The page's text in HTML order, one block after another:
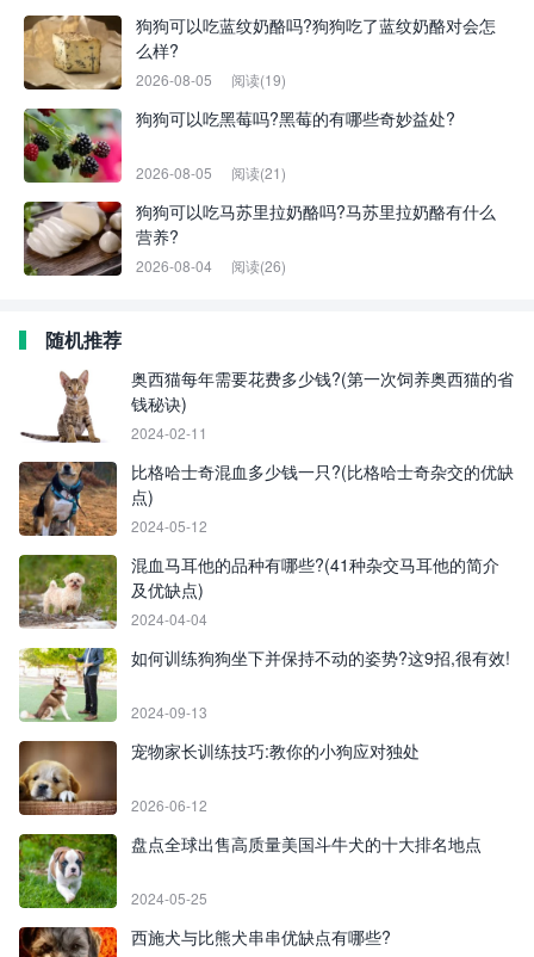
狗狗可以吃蓝纹奶酪吗?狗狗吃了蓝纹奶酪对会怎
么样?
2026-08-05 阅读(19)
狗狗可以吃黑莓吗?黑莓的有哪些奇妙益处?
2026-08-05 阅读(21)
狗狗可以吃马苏里拉奶酪吗?马苏里拉奶酪有什么
营养?
2026-08-04 阅读(26)
随机推荐
奥西猫每年需要花费多少钱?(第一次饲养奥西猫的省
钱秘诀)
2024-02-11
比格哈士奇混血多少钱一只?(比格哈士奇杂交的优缺
点)
2024-05-12
混血马耳他的品种有哪些?(41种杂交马耳他的简介
及优缺点)
2024-04-04
如何训练狗狗坐下并保持不动的姿势?这9招,很有效!
2024-09-13
宠物家长训练技巧:教你的小狗应对独处
2026-06-12
盘点全球出售高质量美国斗牛犬的十大排名地点
2024-05-25
西施犬与比熊犬串串优缺点有哪些?